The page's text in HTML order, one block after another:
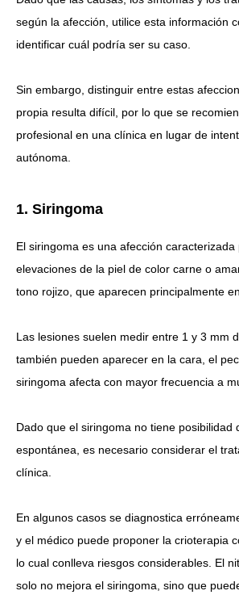
según la afección, utilice esta información
identificar cuál podría ser su caso.
Sin embargo, distinguir entre estas
propia resulta difícil, por lo que se
profesional en una clínica en lugar de
autónoma.
1. Siringoma
El siringoma es una afección
elevaciones de la piel de color carne o
tono rojizo, que aparecen principalmente
Las lesiones suelen medir entre 1 y 3 mm
también pueden aparecer en la cara, el
siringoma afecta con mayor frecuencia a
Dado que el siringoma no tiene posibilidad
espontánea, es necesario considerar el
clínica.
En algunos casos se diagnostica
y el médico puede proponer la crioterapia
lo cual conlleva riesgos considerables. El
solo no mejora el siringoma, sino que